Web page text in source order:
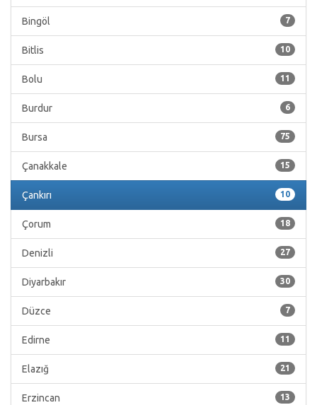
7
Bingöl
10
Bitlis
11
Bolu
6
Burdur
75
Bursa
15
Çanakkale
10
Çankırı
18
Çorum
27
Denizli
30
Diyarbakır
7
Düzce
11
Edirne
21
Elazığ
13
Erzincan